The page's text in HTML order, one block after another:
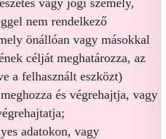
vagy jogi személy,
nem rendelkező
önállóan vagy másokkal
célját meghatározza, az
a felhasznált eszközt)
és végrehajtja, vagy
adatokon, vagy